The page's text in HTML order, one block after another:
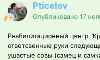
Pticelov
Опубликовано 17
Реабилитационный центр
ответсвенные руки
ушастые совы (самец и